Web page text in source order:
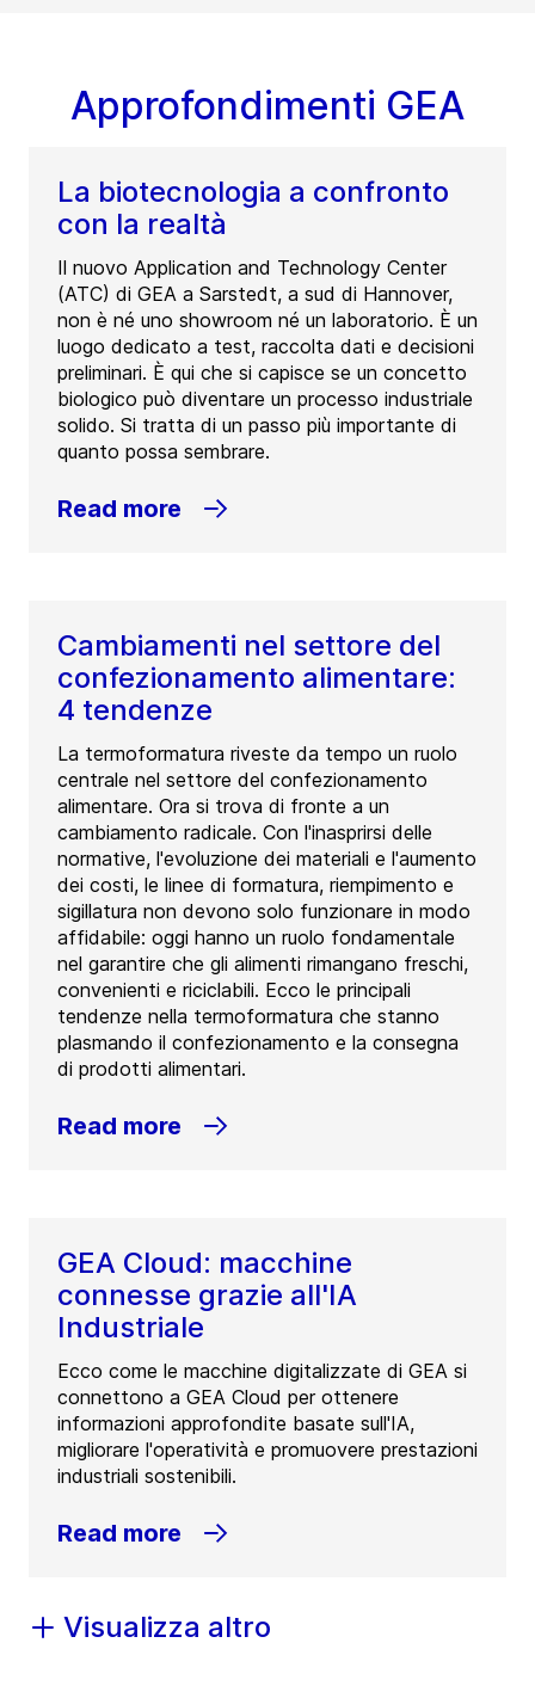
Approfondimenti GEA
La biotecnologia a confronto
con la realtà
Il nuovo Application and Technology Center
(ATC) di GEA a Sarstedt, a sud di Hannover,
non è né uno showroom né un laboratorio. È un
luogo dedicato a test, raccolta dati e decisioni
preliminari. È qui che si capisce se un concetto
biologico può diventare un processo industriale
solido. Si tratta di un passo più importante di
quanto possa sembrare.
Read more
Cambiamenti nel settore del
confezionamento alimentare:
4 tendenze
La termoformatura riveste da tempo un ruolo
centrale nel settore del confezionamento
alimentare. Ora si trova di fronte a un
cambiamento radicale. Con l'inasprirsi delle
normative, l'evoluzione dei materiali e l'aumento
dei costi, le linee di formatura, riempimento e
sigillatura non devono solo funzionare in modo
affidabile: oggi hanno un ruolo fondamentale
nel garantire che gli alimenti rimangano freschi,
convenienti e riciclabili. Ecco le principali
tendenze nella termoformatura che stanno
plasmando il confezionamento e la consegna
di prodotti alimentari.
Read more
GEA Cloud: macchine
connesse grazie all'IA
Industriale
Ecco come le macchine digitalizzate di GEA si
connettono a GEA Cloud per ottenere
informazioni approfondite basate sull'IA,
migliorare l'operatività e promuovere prestazioni
industriali sostenibili.
Read more
Visualizza altro